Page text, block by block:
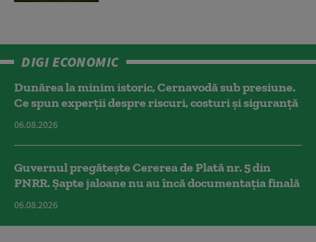
DIGI ECONOMIC
Dunărea la minim istoric, Cernavodă sub presiune.
Ce spun experții despre riscuri, costuri și siguranță
06.08.2026
Guvernul pregătește Cererea de Plată nr. 5 din
PNRR. Șapte jaloane nu au încă documentația finală
06.08.2026